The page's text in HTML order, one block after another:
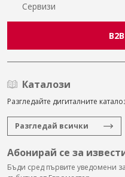
Сервизи
Каталози
Разгледайте дигиталните
Разгледай всички
Абонирай се за
Бъди сред първите уведомени